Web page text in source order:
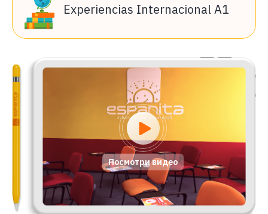
Experiencias Internacional А1
Посмотри видео